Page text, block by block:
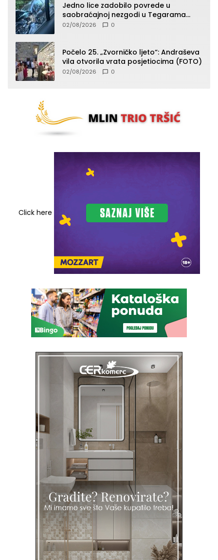
Jedno lice zadobilo povrede u
saobraćajnoj nezgodi u Tegarama
(FOTO)
02/08/2026 0
Počelo 25. „Zvorničko ljeto“: Andraševa
vila otvorila vrata posjetiocima (FOTO)
02/08/2026 0
Click here